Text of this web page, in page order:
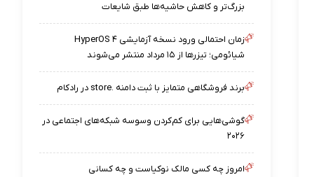
بزرگ‌تر و کاهش حاشیه‌ها طبق شایعات
زمان احتمالی ورود نسخه آزمایشی HyperOS ۴
شیائومی؛ تیزرها از ۱۵ مرداد منتشر می‌شوند
برند فروشگاهی متمایز با ثبت دامنه .store در رادکام
گوشی‌هایی برای کم‌کردن وسوسه شبکه‌های اجتماعی در
۲۰۲۶
امروز چه کسی مالک نوکیاست و چه کسانی